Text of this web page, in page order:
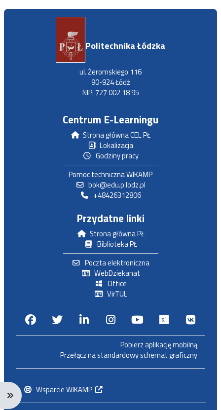
Rozwiń menu nawigacji: Ctrl + Alt + →
Politechnika Łódzka
ul. Żeromskiego 116
90-924 Łódź
NIP: 727 002 18 95
Centrum E-Learningu
Strona główna CEL PŁ
Lokalizacja
Godziny pracy
Pomoc techniczna WIKAMP
bok@edu.p.lodz.pl
+48426312806
Przydatne linki
Strona główna PŁ
Biblioteka PŁ
Poczta elektroniczna
WebDziekanat
Office
VirTUL
FacebookTwitterLinkedinInstagram
Youtube
Pobierz aplikację mobilną
Przełącz na standardowy schemat graficzny
Wsparcie WIKAMP